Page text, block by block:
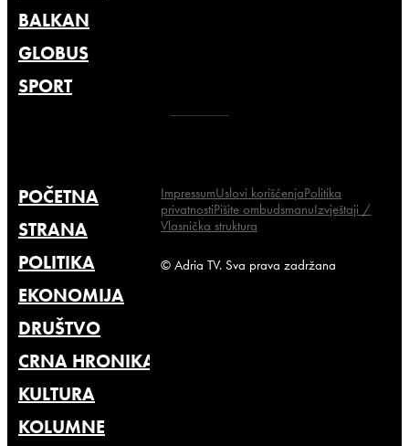
BALKAN
GLOBUS
SPORT
POČETNA
STRANA
POLITIKA
EKONOMIJA
DRUŠTVO
CRNA HRONIKA
KULTURA
KOLUMNE
ImpressumUslovi korišćenjaPolitika
privatnostiPišite ombudsmanuIzvještaji /
Vlasnička struktura
© Adria TV. Sva prava zadržana